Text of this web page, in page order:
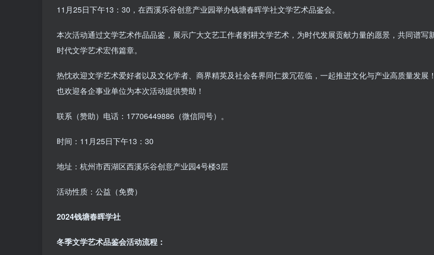
11月25日下午13：30，在西溪乐谷创意产业园举办钱塘春晖学社文学艺术品鉴会。
本次活动通过文学艺术作品品鉴，展示广大文艺工作者躬耕文学艺术，为时代发展贡献力量的愿景，共同谱写
时代文学艺术宏伟篇章。
热忱欢迎文学艺术爱好者以及文化学者、商界精英及社会各界同仁拨冗莅临，一起推进文化与产业高质量发展
也欢迎各企事业单位为本次活动提供赞助！
联系（赞助）电话：17706449886（微信同号）。
时间：11月25日下午13：30
地址：杭州市西湖区西溪乐谷创意产业园4号楼3层
活动性质：公益（免费）
2024钱塘春晖学社
冬季文学艺术品鉴会活动流程：